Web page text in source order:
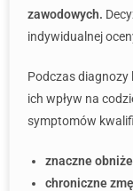
zawodowych.
indywidualnej
Podczas diagnozy
ich wpływ na
symptomów
znaczne
chroniczne